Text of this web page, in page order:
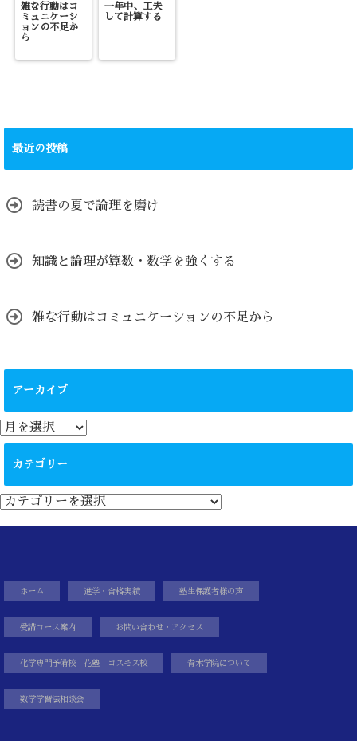
雑な行動はコ
ミュニケーシ
ョンの不足か
ら
一年中、工夫
して計算する
最近の投稿
読書の夏で論理を磨け
知識と論理が算数・数学を強くする
雑な行動はコミュニケーションの不足から
アーカイブ
ア
ー
カテゴリー
カ
テ
ゴ
ホーム 進学・合格実績 塾生保護者様の声
受講コース案内 お問い合わせ・アクセス
化学専門予備校 花塾 コスモス校 青木学院について
数学学習法相談会